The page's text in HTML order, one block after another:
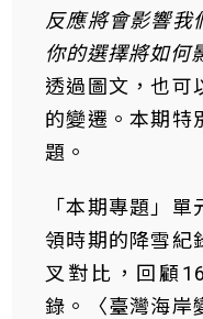
反應將會影響我
你的選擇將如何
透過圖文，也可
的變遷。本期特
題。
「本期專題」
領時期的降雪紀
叉對比，回顧
錄。〈臺灣海岸